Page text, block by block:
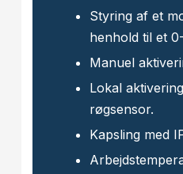
Styring af et
henhold til et
Manuel
Lokal
røgsensor.
Kapsling med